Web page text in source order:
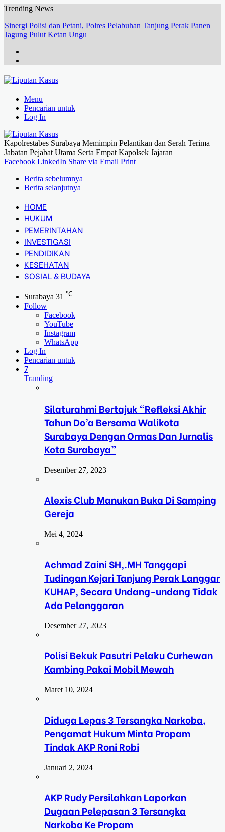
Trending News
Sinergi Polisi dan Petani, Polres Pelabuhan Tanjung Perak Panen
Jagung Pulut Ketan Ungu
Menu
Pencarian untuk
Log In
Kapolrestabes Surabaya Memimpin Pelantikan dan Serah Terima
Jabatan Pejabat Utama Serta Empat Kapolsek Jajaran
Facebook LinkedIn Share via Email Print
Berita sebelumnya
Berita selanjutnya
HOME
HUKUM
PEMERINTAHAN
INVESTIGASI
PENDIDIKAN
KESEHATAN
SOSIAL & BUDAYA
Surabaya 31 ℃
Follow
Facebook
YouTube
Instagram
WhatsApp
Log In
Pencarian untuk
7
Tranding
Silaturahmi Bertajuk “Refleksi Akhir
Tahun Do’a Bersama Walikota
Surabaya Dengan Ormas Dan Jurnalis
Kota Surabaya”
Desember 27, 2023
Alexis Club Manukan Buka Di Samping
Gereja
Mei 4, 2024
Achmad Zaini SH,.MH Tanggapi
Tudingan Kejari Tanjung Perak Langgar
KUHAP, Secara Undang-undang Tidak
Ada Pelanggaran
Desember 27, 2023
Polisi Bekuk Pasutri Pelaku Curhewan
Kambing Pakai Mobil Mewah
Maret 10, 2024
Diduga Lepas 3 Tersangka Narkoba,
Pengamat Hukum Minta Propam
Tindak AKP Roni Robi
Januari 2, 2024
AKP Rudy Persilahkan Laporkan
Dugaan Pelepasan 3 Tersangka
Narkoba Ke Propam